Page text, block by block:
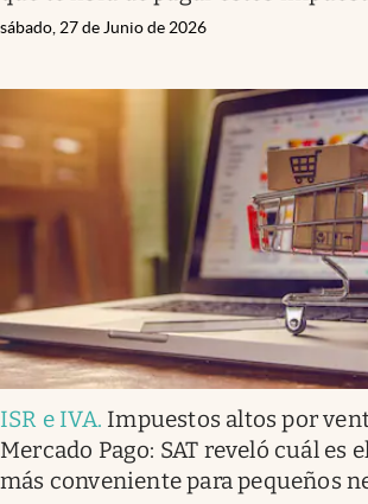
sábado, 27 de Junio de 2026
ISR e IVA. Impuestos altos por
Mercado Pago: SAT reveló cuál es
más conveniente para pequeños